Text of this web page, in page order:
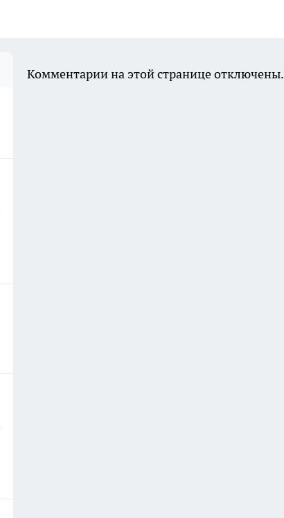
Комментарии на этой странице отключены.